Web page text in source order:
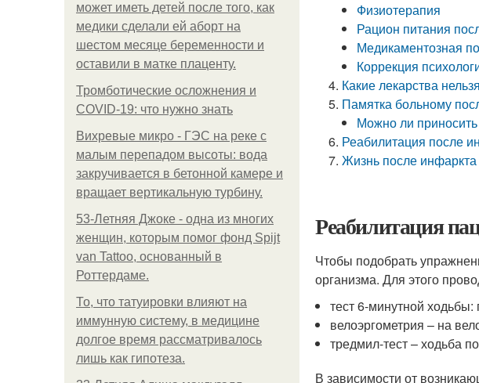
может иметь детей после того, как
медики сделали ей аборт на
шестом месяце беременности и
оставили в матке плаценту.
Тромботические осложнения и
COVID-19: что нужно знать
Вихревые микро - ГЭС на реке с
малым перепадом высоты: вода
закручивается в бетонной камере и
вращает вертикальную турбину.
53-Летняя Джоке - одна из многих
женщин, которым помог фонд Spijt
van Tattoo, основанный в
Роттердаме.
То, что татуировки влияют на
иммунную систему, в медицине
долгое время рассматривалось
лишь как гипотеза.
Физиотерапия
Рацион питания
Медикаментозная
Коррекция
Какие лекарства
Памятка больному
Можно ли
Реабилитация после
Жизнь после инфаркта
Реабилитация
Чтобы подобрать
организма. Для этого
тест 6-минутной
велоэргометрия – на
тредмил-тест – ходьба
В зависимости от